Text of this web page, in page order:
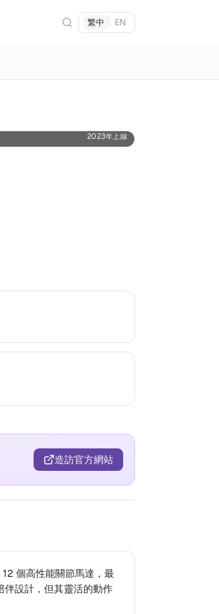
繁中 | EN
2023年上線
造訪官方網站
個高性能關節馬達，最
設計，但其靈活的動作